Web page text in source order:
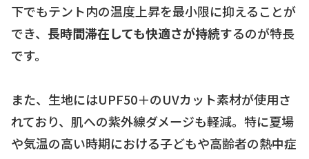
下でもテント内の温度上昇を最小限に抑えることが
でき、 長時間滞在しても快適さが持続するのが特長
です。
また、生地にはUPF50＋のUVカット素材が使用さ
れており、肌への紫外線ダメージも軽減。特に夏場
や気温の高い時期における子どもや高齢者の熱中症